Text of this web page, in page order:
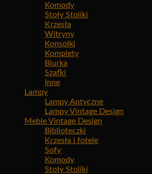
Komody
Stoły Stoliki
Krzesła
Witryny
Konsolki
Komplety
Biurka
Szafki
Inne
Lampy
Lampy Antyczne
Lampy Vintage Design
Meble Vintage Design
Biblioteczki
Krzesła i fotele
Sofy
Komody
Stoły Stoliki